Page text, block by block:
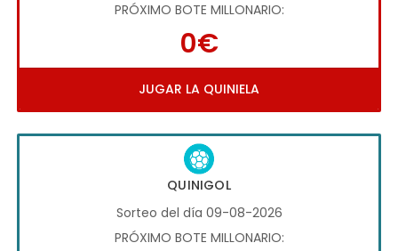
PRÓXIMO BOTE MILLONARIO:
0€
JUGAR LA QUINIELA
QUINIGOL
Sorteo del día 09-08-2026
PRÓXIMO BOTE MILLONARIO: